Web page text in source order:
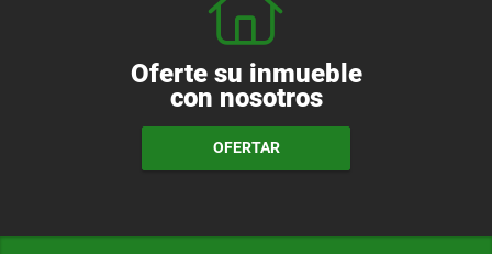
Oferte su inmueble
con nosotros
OFERTAR